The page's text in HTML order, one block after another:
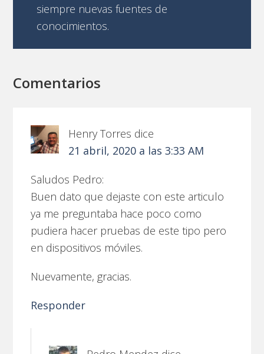
siempre nuevas fuentes de
conocimientos.
Comentarios
Henry Torres dice
21 abril, 2020 a las 3:33 AM
Saludos Pedro:
Buen dato que dejaste con este articulo
ya me preguntaba hace poco como
pudiera hacer pruebas de este tipo pero
en dispositivos móviles.
Nuevamente, gracias.
Responder